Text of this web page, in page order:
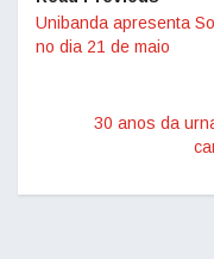
Unibanda apresenta
no dia 21 de maio
30 anos da